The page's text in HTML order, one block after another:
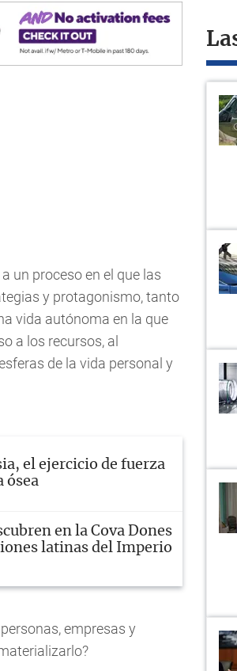
un proceso en el que las
y protagonismo, tanto
vida autónoma en la que
a los recursos, al
de la vida personal y
el ejercicio de fuerza
ósea
en la Cova Dones
latinas del Imperio
empresas y